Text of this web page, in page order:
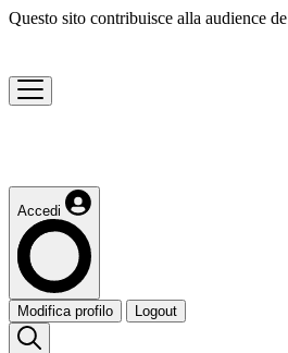
Questo sito contribuisce alla audience de
Accedi
Modifica profilo Logout